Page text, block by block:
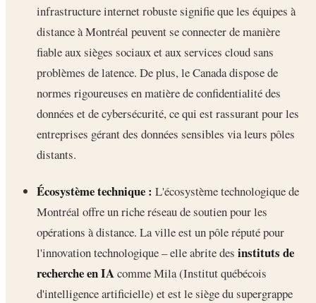
infrastructure internet robuste signifie que les équipes à
distance à Montréal peuvent se connecter de manière
fiable aux sièges sociaux et aux services cloud sans
problèmes de latence. De plus, le Canada dispose de
normes rigoureuses en matière de confidentialité des
données et de cybersécurité, ce qui est rassurant pour les
entreprises gérant des données sensibles via leurs pôles
distants.
Écosystème technique : L'écosystème technologique de
Montréal offre un riche réseau de soutien pour les
opérations à distance. La ville est un pôle réputé pour
l'innovation technologique – elle abrite des instituts de
recherche en IAcomme Mila (Institut québécois
d'intelligence artificielle) et est le siège du supergrappe